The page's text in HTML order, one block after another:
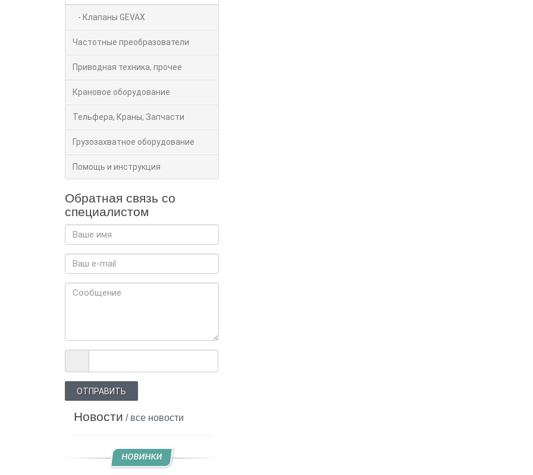
- Клапаны GEVAX
Частотные преобразователи
Приводная техника, прочее
Крановое оборудование
Тельфера, Краны, Запчасти
Грузозахватное оборудование
Помощь и инструкция
Обратная связь со
специалистом
ОТПРАВИТЬ
Новости / все новости
НОВИНКИ